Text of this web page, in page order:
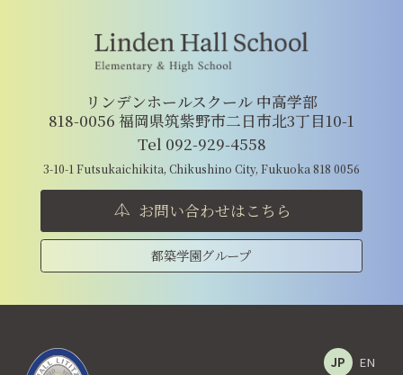
リンデンホールスクール 中高学部
818-0056 福岡県筑紫野市二日市北3丁目10-1
Tel 092-929-4558
3-10-1 Futsukaichikita, Chikushino City, Fukuoka 818 0056
お問い合わせはこちら
都築学園グループ
JP EN